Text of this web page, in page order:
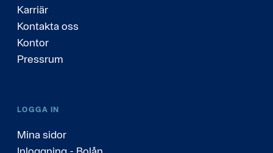
Karriär
Kontakta oss
Kontor
Pressrum
LOGGA IN
Mina sidor